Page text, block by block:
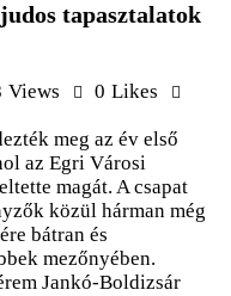
tapasztalatok
Views 0 Likes
meg az év első
az Egri Városi
magát. A csapat
közül hárman még
bátran és
mezőnyében.
Jankó-Boldizsár